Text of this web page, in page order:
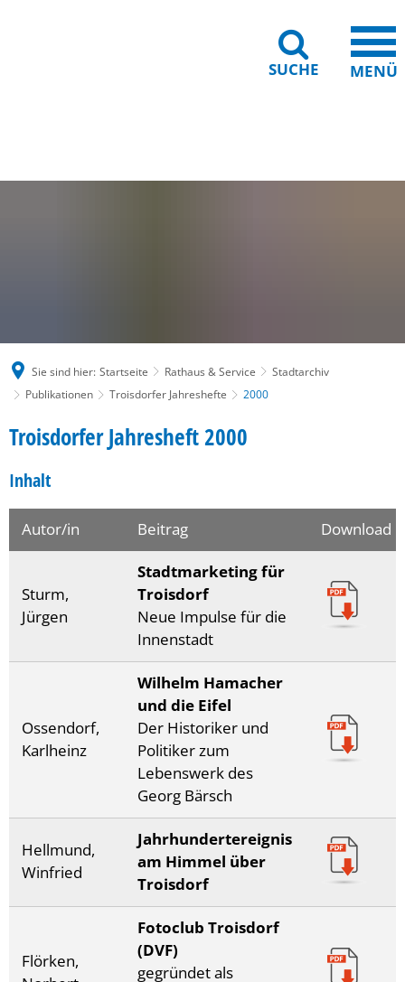
SUCHE MENÜ
Sie sind hier: Startseite Rathaus & Service
Stadtarchiv
Publikationen
Troisdorfer Jahreshefte 2000
Troisdorfer Jahresheft 2000
Inhalt
Autor/in Beitrag Download
Sturm,
Jürgen
Stadtmarketing für
Troisdorf
Neue Impulse für die
Innenstadt
Ossendorf,
Karlheinz
Wilhelm Hamacher
und die Eifel
Der Historiker und
Politiker zum
Lebenswerk des
Georg Bärsch
Hellmund,
Winfried
Jahrhundertereignis
am Himmel über
Troisdorf
Flörken,
Fotoclub Troisdorf
(DVF)
gegründet als